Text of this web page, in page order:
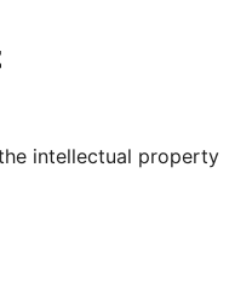
intellectual property